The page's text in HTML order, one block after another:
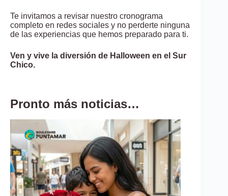
Te invitamos a revisar nuestro cronograma
completo en redes sociales y no perderte ninguna
de las experiencias que hemos preparado para ti.
Ven y vive la diversión de Halloween en el Sur
Chico.
Pronto más noticias…